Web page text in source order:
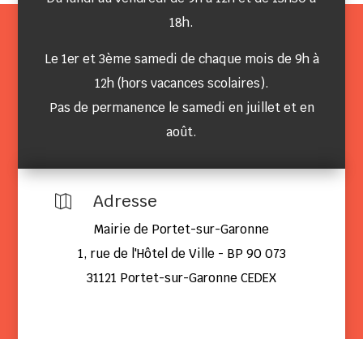
18h.
Le 1er et 3ème samedi de chaque mois de 9h à
12h (hors vacances scolaires).
Pas de permanence le samedi en juillet et en
août.
 Adresse
Mairie de Portet-sur-Garonne
1, rue de l'Hôtel de Ville - BP 90 073
31121 Portet-sur-Garonne CEDEX